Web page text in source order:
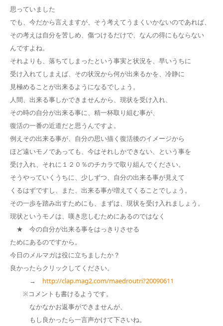
思っていました
でも、今だから言えますが、そう考えてうまくいかないのであれば、
その考えは自分を苦しめ、傷つけるだけで、なんの得にもならない
んですよね。
それよりも、落ちてしまったという事実と状況を、早いうちに
受け入れてしまえば、その状況から何が出来るかを、冷静に
見極めることが出来るようになるでしょう。
人間、出来る事しかできませんから、現状を受け入れ、
その時の自分が出来る事に、精一杯取り組む事が、
復活の一番の近道だと思うんですよ。
例えその出来る事が、自分の思い描く復活後のイメージから
ほど遠いモノであっても、今はそれしかできない、という事を
受け入れ、それに１２０％のチカラで取り組んでください。
そうやっていくうちに、少しずつ、自分の出来る事が見えて
くるはずですし、また、出来る事が増えてくることでしょう。
その一歩を踏み出すためにも、まずは、現状を受け入れましょう。
現状というモノは、嘆き悲しむためにあるのではなく
★ 今の自分が出来る事をはっきりさせる
ためにあるのですから。
今日のメルマガは役に立ちましたか？
良かったらクリックしてください。
→ http://clap.mag2.com/maedroutri?20090611
※コメントも書けるようです。
なかなかお返事ができませんが、
もし良かったら一言声かけて下さいね。